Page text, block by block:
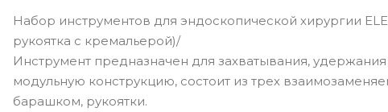
Набор инструментов для эндоскопической хирургии
рукоятка с кремальерой)/
Инструмент предназначен для захватывания,
модульную конструкцию, состоит из трех
барашком, рукоятки.